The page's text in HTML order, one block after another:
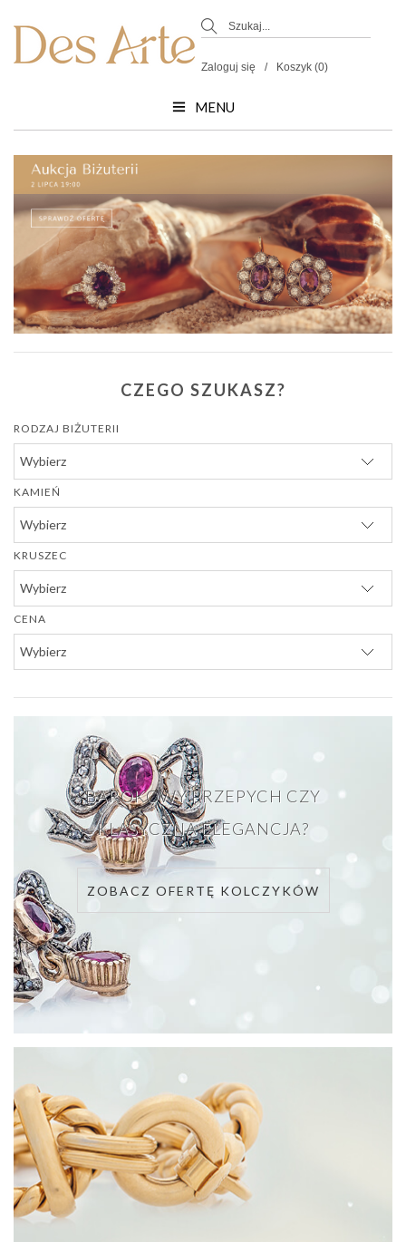
Zaloguj się Koszyk (0)
MENU
CZEGO SZUKASZ?
RODZAJ BIŻUTERII
KAMIEŃ
KRUSZEC
CENA
BAROKOWY PRZEPYCH CZY
KLASYCZNA ELEGANCJA?
ZOBACZ OFERTĘ KOLCZYKÓW